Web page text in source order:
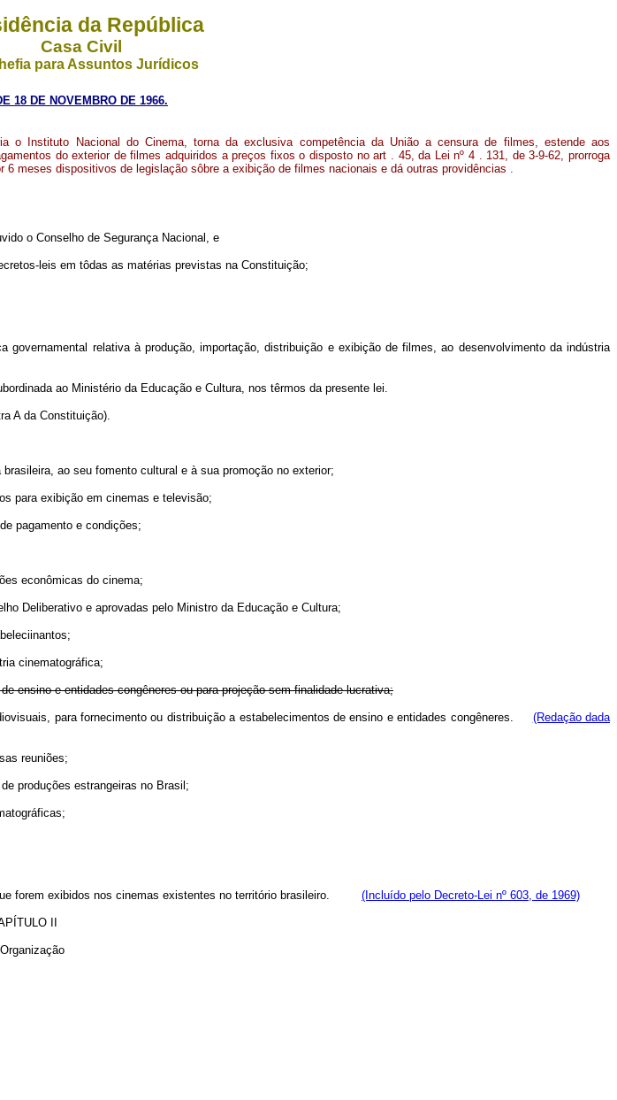
da República
Casa Civil
para Assuntos Jurídicos
18 DE NOVEMBRO DE 1966.
o Instituto Nacional do Cinema, torna da exclusiva competência da União a censura de filmes, estende aos
do exterior de filmes adquiridos a preços fixos o disposto no art . 45, da Lei nº 4 . 131, de 3-9-62, prorroga
6 meses dispositivos de legislação sôbre a exibição de filmes nacionais e dá outras providências .
o Conselho de Segurança Nacional, e
leis em tôdas as matérias previstas na Constituição;
relativa à produção, importação, distribuição e exibição de filmes, ao desenvolvimento da indústria
ao Ministério da Educação e Cultura, nos têrmos da presente lei.
A da Constituição).
ao seu fomento cultural e à sua promoção no exterior;
para exibição em cinemas e televisão;
pagamento e condições;
econômicas do cinema;
Deliberativo e aprovadas pelo Ministro da Educação e Cultura;
cinematográfica;
ensino e entidades congêneres ou para projeção sem finalidade lucrativa;
para fornecimento ou distribuição a estabelecimentos de ensino e entidades congêneres. (Redação dada
reuniões;
produções estrangeiras no Brasil;
forem exibidos nos cinemas existentes no território brasileiro. (Incluído pelo Decreto-Lei nº 603, de 1969)
II